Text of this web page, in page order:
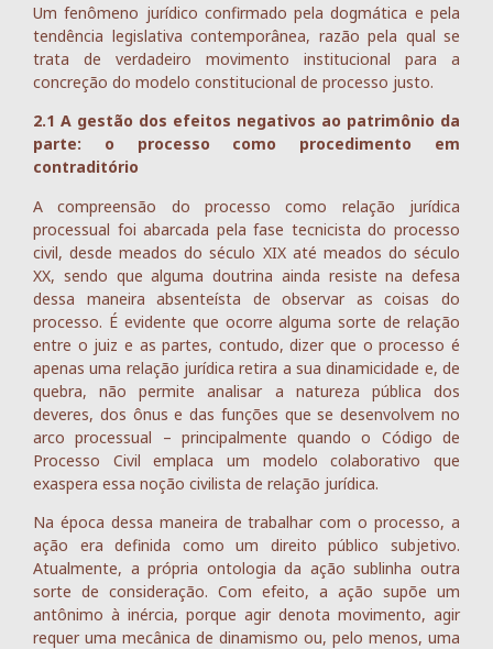
Um fenômeno jurídico confirmado pela dogmática e pela
tendência legislativa contemporânea, razão pela qual se
trata de verdadeiro movimento institucional para a
concreção do modelo constitucional de processo justo.
2.1 A gestão dos efeitos negativos ao patrimônio da
parte: o processo como procedimento em
contraditório
A compreensão do processo como relação jurídica
processual foi abarcada pela fase tecnicista do processo
civil, desde meados do século XIX até meados do século
XX, sendo que alguma doutrina ainda resiste na defesa
dessa maneira absenteísta de observar as coisas do
processo. É evidente que ocorre alguma sorte de relação
entre o juiz e as partes, contudo, dizer que o processo é
apenas uma relação jurídica retira a sua dinamicidade e, de
quebra, não permite analisar a natureza pública dos
deveres, dos ônus e das funções que se desenvolvem no
arco processual – principalmente quando o Código de
Processo Civil emplaca um modelo colaborativo que
exaspera essa noção civilista de relação jurídica.
Na época dessa maneira de trabalhar com o processo, a
ação era definida como um direito público subjetivo.
Atualmente, a própria ontologia da ação sublinha outra
sorte de consideração. Com efeito, a ação supõe um
antônimo à inércia, porque agir denota movimento, agir
requer uma mecânica de dinamismo ou, pelo menos, uma